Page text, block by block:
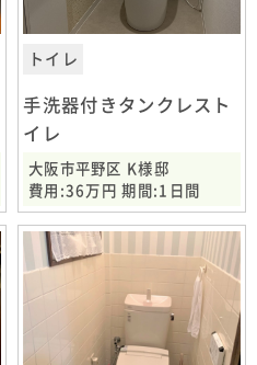
トイレ
手洗器付きタンクレスト
イレ
大阪市平野区 K様邸
費用:36万円 期間:1日間